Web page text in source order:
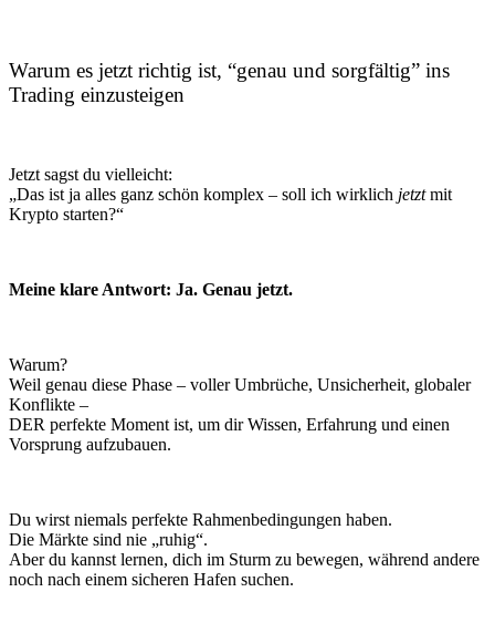
Warum es jetzt richtig ist, “genau und sorgfältig” ins
Trading einzusteigen
Jetzt sagst du vielleicht:
„Das ist ja alles ganz schön komplex – soll ich wirklich jetztmit
Krypto starten?“
Meine klare Antwort: Ja. Genau jetzt.
Warum?
Weil genau diese Phase – voller Umbrüche, Unsicherheit, globaler
Konflikte –
DER perfekte Moment ist, um dir Wissen, Erfahrung und einen
Vorsprung aufzubauen.
Du wirst niemals perfekte Rahmenbedingungen haben.
Die Märkte sind nie „ruhig“.
Aber du kannst lernen, dich im Sturm zu bewegen, während andere
noch nach einem sicheren Hafen suchen.